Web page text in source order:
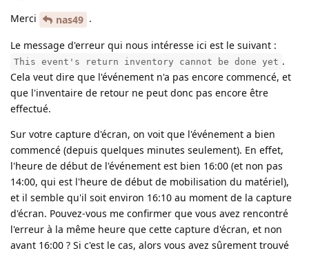
Merci nas49 .
Le message d'erreur qui nous intéresse ici est le suivant :
This event's return inventory cannot be done yet .
Cela veut dire que l'événement n'a pas encore commencé, et
que l'inventaire de retour ne peut donc pas encore être
effectué.
Sur votre capture d'écran, on voit que l'événement a bien
commencé (depuis quelques minutes seulement). En effet,
l'heure de début de l'événement est bien 16:00 (et non pas
14:00, qui est l'heure de début de mobilisation du matériel),
et il semble qu'il soit environ 16:10 au moment de la capture
d'écran. Pouvez-vous me confirmer que vous avez rencontré
l'erreur à la même heure que cette capture d'écran, et non
avant 16:00 ? Si c'est le cas, alors vous avez sûrement trouvé